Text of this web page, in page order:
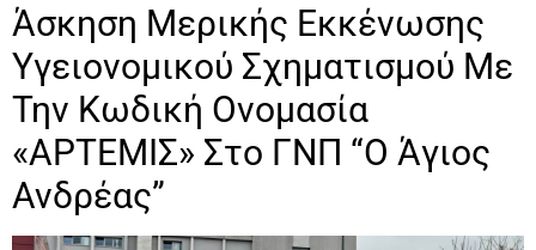
Άσκηση Μερικής Εκκένωσης
Υγειονομικού Σχηματισμού Με
Την Κωδική Ονομασία
«ΑΡΤΕΜΙΣ» Στο ΓΝΠ “Ο Άγιος
Ανδρέας”